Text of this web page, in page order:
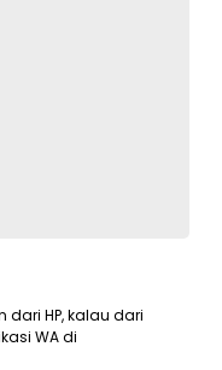
dari HP, kalau dari
WA di